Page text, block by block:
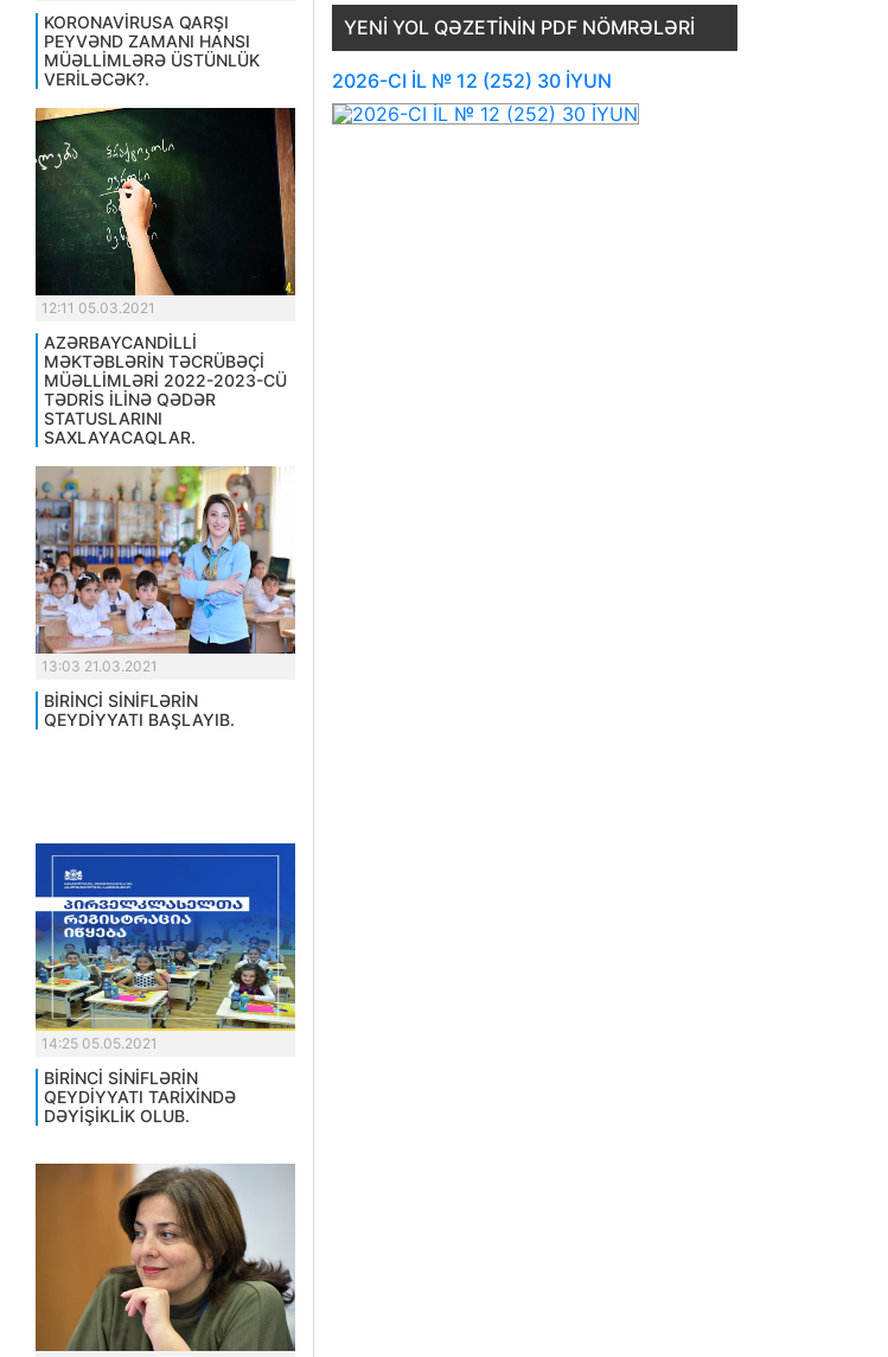
KORONAVİRUSA QARŞI
PEYVƏND ZAMANI HANSI
MÜƏLLİMLƏRƏ ÜSTÜNLÜK
VERİLƏCƏK?.
12:11 05.03.2021
AZƏRBAYCANDİLLİ
MƏKTƏBLƏRİN TƏCRÜBƏÇİ
MÜƏLLİMLƏRİ 2022-2023-CÜ
TƏDRİS İLİNƏ QƏDƏR
STATUSLARINI
SAXLAYACAQLAR.
13:03 21.03.2021
BİRİNCİ SİNİFLƏRİN
QEYDİYYATI BAŞLAYIB.
14:25 05.05.2021
BİRİNCİ SİNİFLƏRİN
QEYDİYYATI TARİXİNDƏ
DƏYİŞİKLİK OLUB.
YENI YOL QƏZETININ PDF NÖMRƏLƏRI
2026-CI İL № 12 (252) 30 İYUN